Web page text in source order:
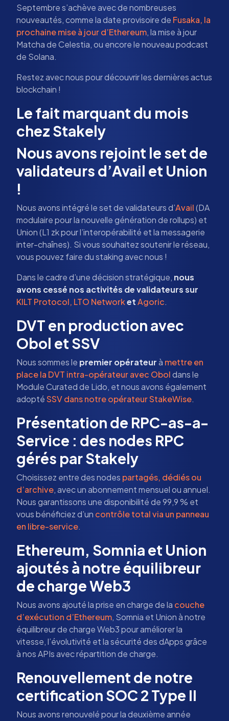
Septembre s’achève avec de nombreuses
nouveautés, comme la date provisoire de Fusaka, la
prochaine mise à jour d’Ethereum, la mise à jour
Matcha de Celestia, ou encore le nouveau podcast
de Solana.
Restez avec nous pour découvrir les dernières actus
blockchain !
Le fait marquant du mois
chez Stakely
Nous avons rejoint le set de
validateurs d’Avail et Union
!
Nous avons intégré le set de validateurs d’Avail(DA
modulaire pour la nouvelle génération de rollups) et
Union (L1 zk pour l’interopérabilité et la messagerie
inter-chaînes). Si vous souhaitez soutenir le réseau,
vous pouvez faire du staking avec nous !
Dans le cadre d’une décision stratégique, nous
avons cessé nos activités de validateurs sur
KILT Protocol, LTO NetworketAgoric.
DVT en production avec
Obol et SSV
Nous sommes le premier opérateurà mettre en
place la DVT intra-opérateur avec Oboldans le
Module Curated de Lido, et nous avons également
adoptéSSV dans notre opérateur StakeWise.
Présentation de RPC-as-a-
Service : des nodes RPC
gérés par Stakely
Choisissez entre des nodes partagés, dédiés ou
d’archive, avec un abonnement mensuel ou annuel.
Nous garantissons une disponibilité de 99,9 % et
vous bénéficiez d’un contrôle total via un panneau
en libre-service.
Ethereum, Somnia et Union
ajoutés à notre équilibreur
de charge Web3
Nous avons ajouté la prise en charge de la couche
d’exécution d’Ethereum, Somnia et Union à notre
équilibreur de charge Web3 pour améliorer la
vitesse, l’évolutivité et la sécurité des dApps grâce
à nos APIs avec répartition de charge.
Renouvellement de notre
certification SOC 2 Type II
Nous avons renouvelé pour la deuxième année